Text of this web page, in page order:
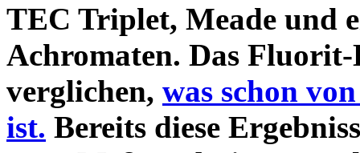
TEC Triplet, Meade und
Achromaten. Das
verglichen, was schon
ist. Bereits diese